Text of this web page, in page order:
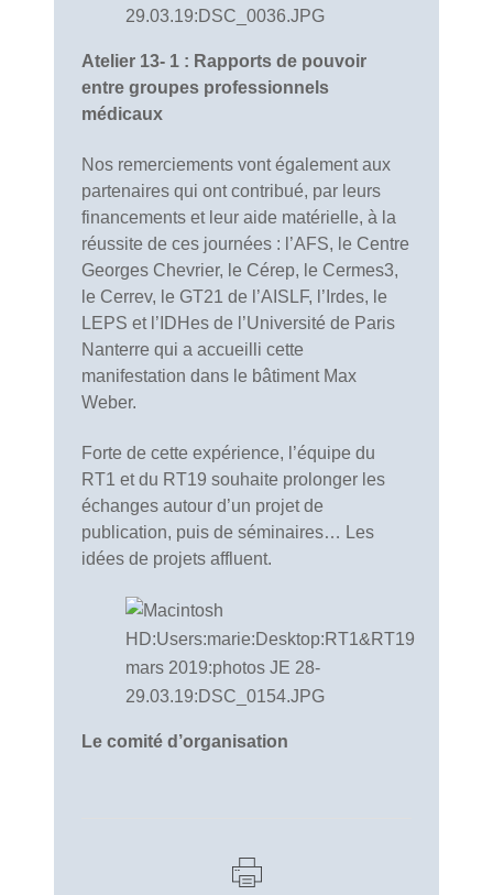
Atelier 13- 1 : Rapports de pouvoir
entre groupes professionnels
médicaux
Nos remerciements vont également aux
partenaires qui ont contribué, par leurs
financements et leur aide matérielle, à la
réussite de ces journées : l’AFS, le Centre
Georges Chevrier, le Cérep, le Cermes3,
le Cerrev, le GT21 de l’AISLF, l’Irdes, le
LEPS et l’IDHes de l’Université de Paris
Nanterre qui a accueilli cette
manifestation dans le bâtiment Max
Weber.
Forte de cette expérience, l’équipe du
RT1 et du RT19 souhaite prolonger les
échanges autour d’un projet de
publication, puis de séminaires… Les
idées de projets affluent.
Le comité d’organisation